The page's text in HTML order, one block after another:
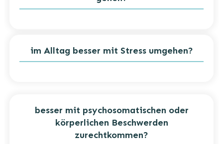
im Alltag besser mit Stress umgehen?
besser mit psychosomatischen oder
körperlichen Beschwerden
zurechtkommen?